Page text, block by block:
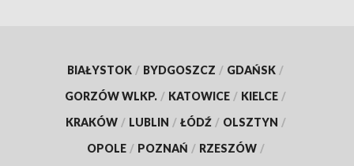
BIAŁYSTOK / BYDGOSZCZ / GDAŃSK /
GORZÓW WLKP. / KATOWICE / KIELCE /
KRAKÓW / LUBLIN / ŁÓDŹ / OLSZTYN /
OPOLE / POZNAŃ / RZESZÓW /